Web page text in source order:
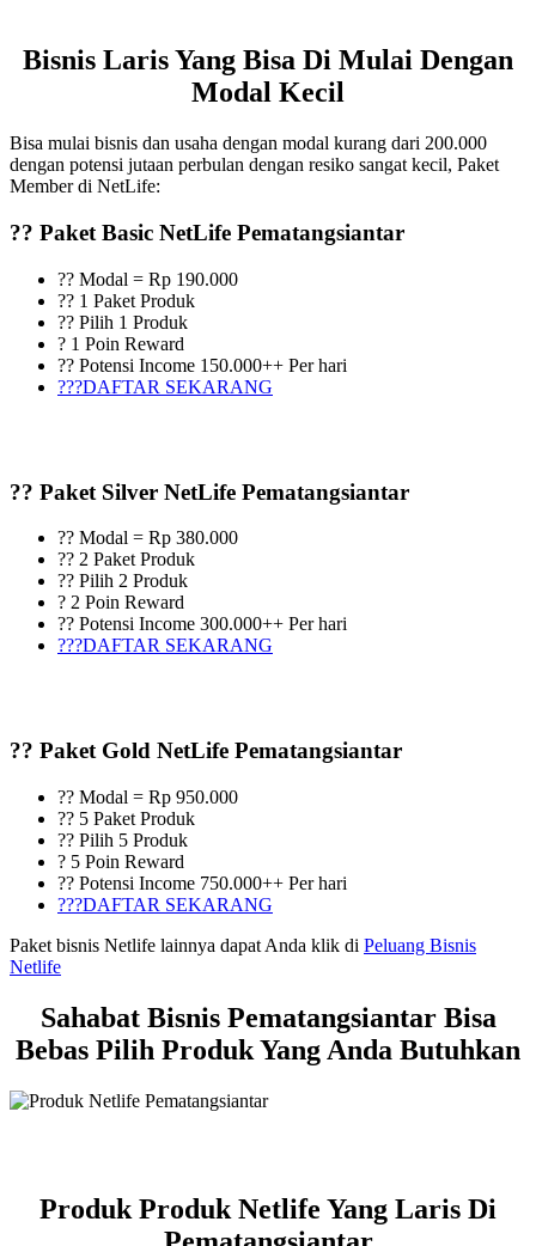
Bisnis Laris Yang Bisa Di Mulai Dengan
Modal Kecil
Bisa mulai bisnis dan usaha dengan modal kurang dari 200.000
dengan potensi jutaan perbulan dengan resiko sangat kecil, Paket
Member di NetLife:
?? Paket Basic NetLife Pematangsiantar
?? Modal = Rp 190.000
?? 1 Paket Produk
?? Pilih 1 Produk
? 1 Poin Reward
?? Potensi Income 150.000++ Per hari
???DAFTAR SEKARANG
?? Paket Silver NetLife Pematangsiantar
?? Modal = Rp 380.000
?? 2 Paket Produk
?? Pilih 2 Produk
? 2 Poin Reward
?? Potensi Income 300.000++ Per hari
???DAFTAR SEKARANG
?? Paket Gold NetLife Pematangsiantar
?? Modal = Rp 950.000
?? 5 Paket Produk
?? Pilih 5 Produk
? 5 Poin Reward
?? Potensi Income 750.000++ Per hari
???DAFTAR SEKARANG
Paket bisnis Netlife lainnya dapat Anda klik di Peluang Bisnis
Netlife
Sahabat Bisnis Pematangsiantar Bisa
Bebas Pilih Produk Yang Anda Butuhkan
Produk Produk Netlife Yang Laris Di